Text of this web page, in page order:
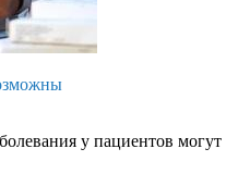
у пациентов могут